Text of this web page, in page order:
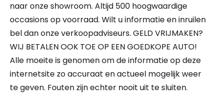
naar onze showroom. Altijd 500 hoogwaardige
occasions op voorraad. Wilt u informatie en inruilen
bel dan onze verkoopadviseurs. GELD VRIJMAKEN?
WIJ BETALEN OOK TOE OP EEN GOEDKOPE AUTO!
Alle moeite is genomen om de informatie op deze
internetsite zo accuraat en actueel mogelijk weer
te geven. Fouten zijn echter nooit uit te sluiten.